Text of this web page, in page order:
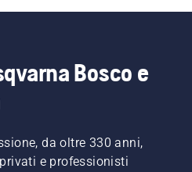
Bosco e
da oltre 330 anni,
e professionisti